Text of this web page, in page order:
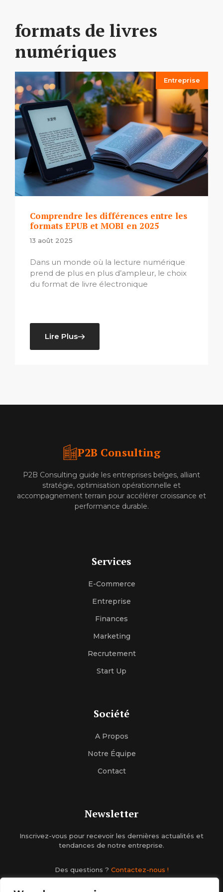
formats de livres
numériques
Entreprise
Comprendre les différences entre les
formats EPUB et MOBI en 2025
13 août 2025
Dans un monde où la lecture numérique
prend de plus en plus d’ampleur, le choix
du format de livre électronique
Lire Plus
P2B Consulting
P2B Consulting guide les entreprises belges, alliant
stratégie, optimisation opérationnelle et
accompagnement terrain pour accélérer croissance et
performance durable.
Services
E-Commerce
Entreprise
Finances
Marketing
Recrutement
Start Up
Société
A Propos
Notre Équipe
Contact
Newsletter
Inscrivez-vous pour recevoir les dernières actualités et
tendances de notre entreprise.
Des questions ? Contactez-nous !